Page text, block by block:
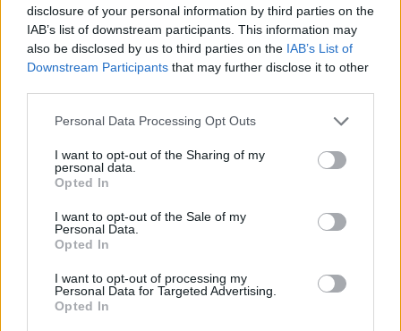
disclosure of your personal information by third parties on the
IAB’s list of downstream participants. This information may
also be disclosed by us to third parties on the IAB’s List of
Downstream Participants that may further disclose it to other
Personal Data Processing Opt Outs
I want to opt-out of the Sharing of my
personal data.
Opted In
I want to opt-out of the Sale of my
Personal Data.
Opted In
I want to opt-out of processing my
Personal Data for Targeted Advertising.
Opted In